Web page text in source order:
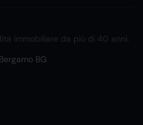
immobiliare da più di 40 anni.
BG